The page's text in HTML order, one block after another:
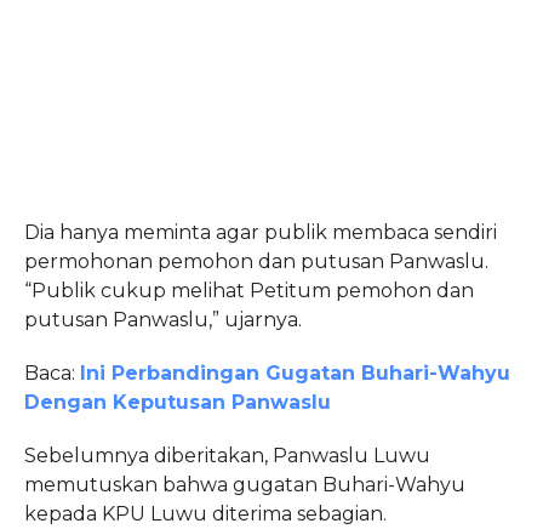
Dia hanya meminta agar publik membaca sendiri
permohonan pemohon dan putusan Panwaslu.
“Publik cukup melihat Petitum pemohon dan
putusan Panwaslu,” ujarnya.
Baca: Ini Perbandingan Gugatan Buhari-Wahyu
Dengan Keputusan Panwaslu
Sebelumnya diberitakan, Panwaslu Luwu
memutuskan bahwa gugatan Buhari-Wahyu
kepada KPU Luwu diterima sebagian.